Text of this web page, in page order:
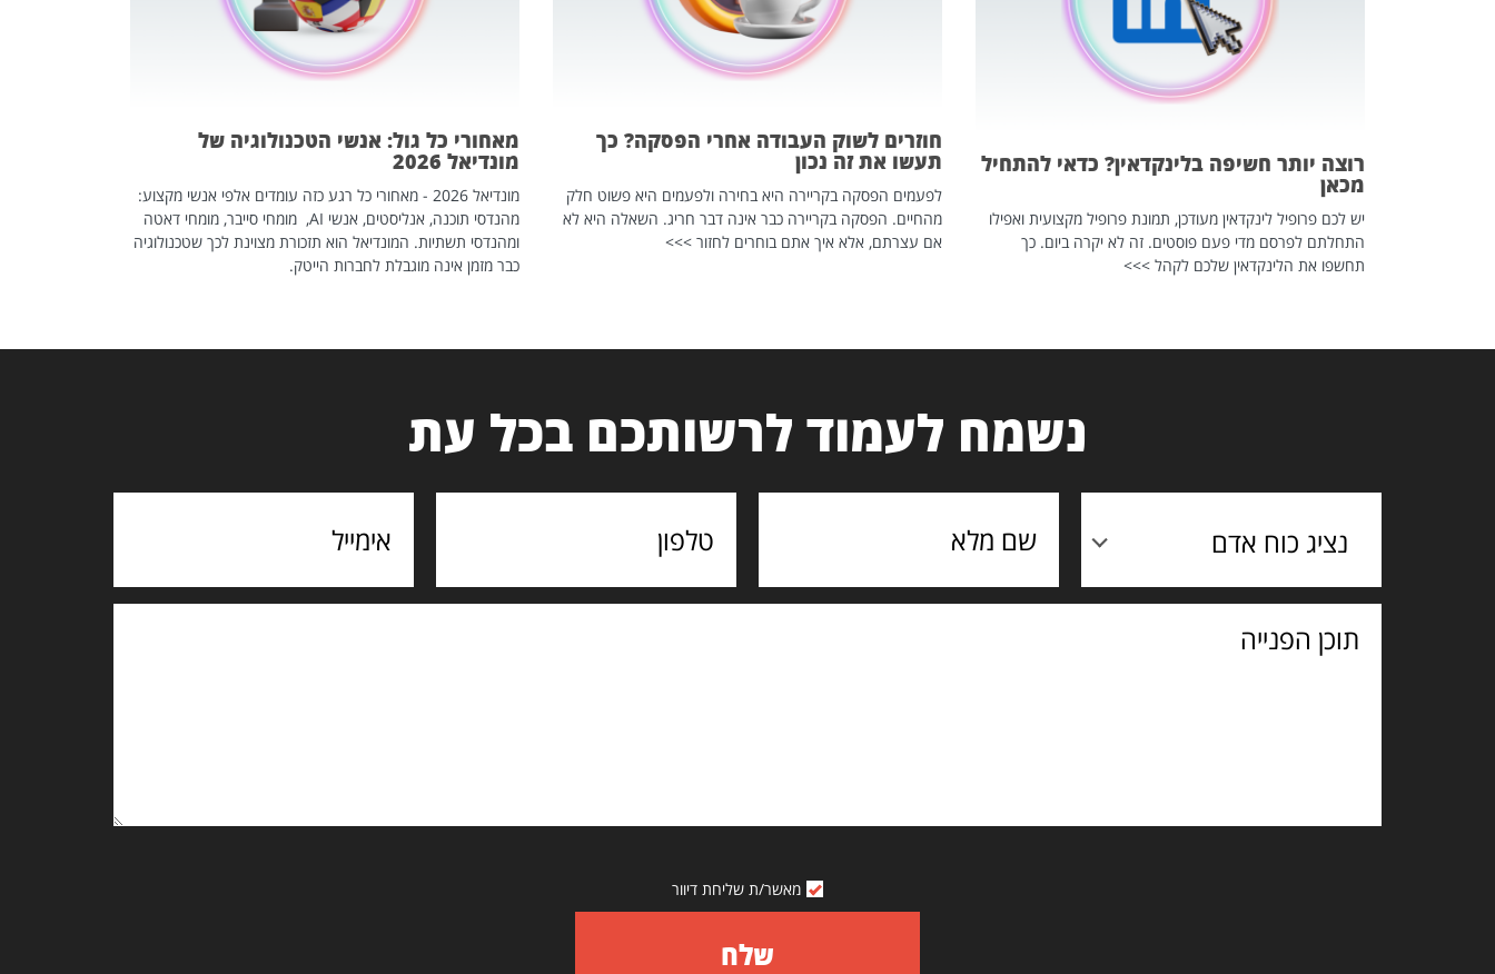
רוצה יותר חשיפה בלינקדאין? כדאי להתחיל
מכאן
יש לכם פרופיל לינקדאין מעודכן, תמונת פרופיל מקצועית ואפילו
התחלתם לפרסם מדי פעם פוסטים. זה לא יקרה ביום. כך
תחשפו את הלינקדאין שלכם לקהל >>>
חוזרים לשוק העבודה אחרי הפסקה? כך
תעשו את זה נכון
לפעמים הפסקה בקריירה היא בחירה ולפעמים היא פשוט חלק
מהחיים. הפסקה בקריירה כבר אינה דבר חריג. השאלה היא לא
אם עצרתם, אלא איך אתם בוחרים לחזור >>>
מאחורי כל גול: אנשי הטכנולוגיה של
מונדיאל 2026
מונדיאל 2026 - מאחורי כל רגע כזה עומדים אלפי אנשי מקצוע:
מהנדסי תוכנה, אנליסטים, אנשי AI, מומחי סייבר, מומחי דאטה
ומהנדסי תשתיות. המונדיאל הוא תזכורת מצוינת לכך שטכנולוגיה
כבר מזמן אינה מוגבלת לחברות הייטק.
נשמח לעמוד לרשותכם בכל עת
נציג כוח אדם
תוכן
מאשר/ת שליחת דיוור
שלח